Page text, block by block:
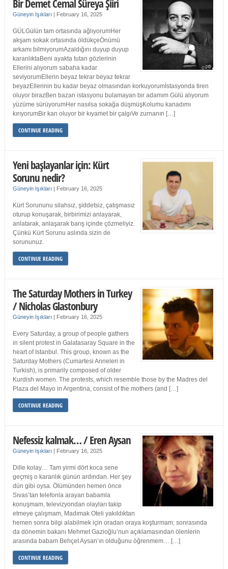
Bir Demet Cemal Süreya Şiiri
Güneyin Işıkları | February 16, 2025
GÜLGülün tam ortasında ağlıyorumHer
akşam sokak ortasında öldükçeÖnümü
arkamı bilmiyorumAzaldığını duyup duyup
karanlıktaBeni ayakta tutan gözlerinin
Ellerini alıyorum sabaha kadar
seviyorumEllerin beyaz tekrar beyaz tekrar
beyazEllerinin bu kadar beyaz olmasından korkuyorumİstasyonda tiren
oluyor birazBen bazan istasyonu bulamayan bir adamım Gülü alıyorum
yüzüme sürüyorumHer nasılsa sokağa düşmüşKolumu kanadımı
kırıyorumBir kan oluyor bir kıyamet bir çalgıVe zurnanın […]
CONTINUE READING
Yeni başlayanlar için: Kürt
Sorunu nedir?
Güneyin Işıkları | February 16, 2025
Kürt Sorununu silahsız, şiddetsiz, çatışmasız
oturup konuşarak, birbirimizi anlayarak,
anlatarak, anlaşarak barış içinde çözmeliyiz.
Çünkü Kürt Sorunu aslında sizin de
sorununuz.
CONTINUE READING
The Saturday Mothers in Turkey
/ Nicholas Glastonbury
Güneyin Işıkları | February 16, 2025
Every Saturday, a group of people gathers
in silent protest in Galatasaray Square in the
heart of Istanbul. This group, known as the
Saturday Mothers (Cumartesi Anneleri in
Turkish), is primarily composed of older
Kurdish women. The protests, which resemble those by the Madres del
Plaza del Mayo in Argentina, consist of the mothers (and […]
CONTINUE READING
Nefessiz kalmak… / Eren Aysan
Güneyin Işıkları | February 16, 2025
Dille kolay… Tam yirmi dört koca sene
geçmiş o karanlık günün ardından. Her şey
dün gibi oysa. Ölümünden hemen önce
Sıvas’tan telefonla arayan babamla
konuşmam, televizyondan olayları takip
etmeye çalışmam, Madımak Oteli yakıldıktan
hemen sonra bilgi alabilmek için oradan oraya koşturmam; sonrasında
da dönemin bakanı Mehmet Gazioğlu’nun açıklamasından ölenlerin
arasında babam Behçet Aysan’ın olduğunu öğrenmem… […]
CONTINUE READING